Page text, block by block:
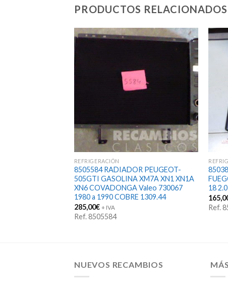
PRODUCTOS RELACIONADOS
REFRIGERACIÓN
8505584 RADIADOR PEUGEOT-
505GTI GASOLINA XM7A XN1 XN1A
XN6 COVADONGA Valeo 730067
1980 a 1990 COBRE 1309.44
285,00€ + IVA
Ref. 8505584
18
Ref.
NUEVOS RECAMBIOS